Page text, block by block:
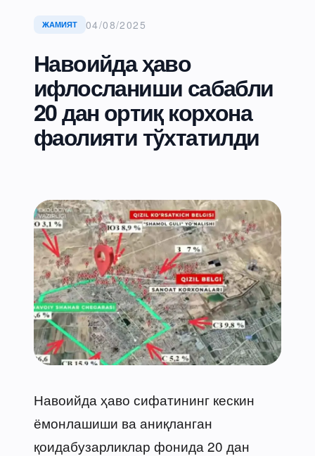
ЖАМИЯТ 04/08/2025
Навоийда ҳаво
ифлосланиши сабабли
20 дан ортиқ корхона
фаолияти тўхтатилди
Навоийда ҳаво сифатининг кескин
ёмонлашиши ва аниқланган
қоидабузарликлар фонида 20 дан